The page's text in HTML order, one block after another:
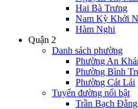
Hai Bà Trưng
Nam Kỳ Khởi
Hàm Nghi
Quận 2
Danh sách phường
Phường An
Phường Bình
Phường Cát Lái
Tuyến đường nổi bật
Trần Bạch Đằng